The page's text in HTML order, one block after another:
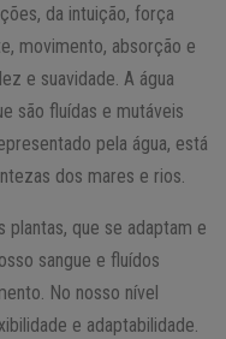
da intuição, força
movimento, absorção e
e suavidade. A água
são fluídas e mutáveis
pela água, está
dos mares e rios.
plantas, que se adaptam e
sangue e fluídos
No nosso nível
e adaptabilidade.